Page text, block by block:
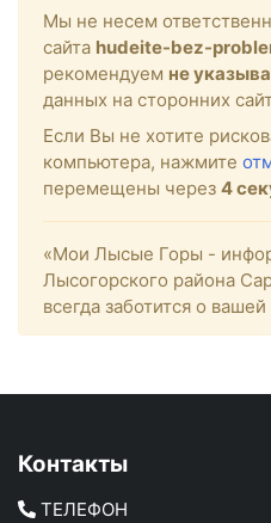
Мы не несем
сайта hudeite-bez-
рекомендуем не
данных на сторонних
Если Вы не хотите
компьютера, нажмите
перемещены через 4
«Мои Лысые Горы -
Лысогорского района
всегда заботится о
Контакты
ТЕЛЕФОН